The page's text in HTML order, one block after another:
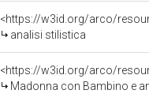
<https://w3id.org/arco/
analisi stilistica
<https://w3id.org/arco/
Madonna con Bambino e